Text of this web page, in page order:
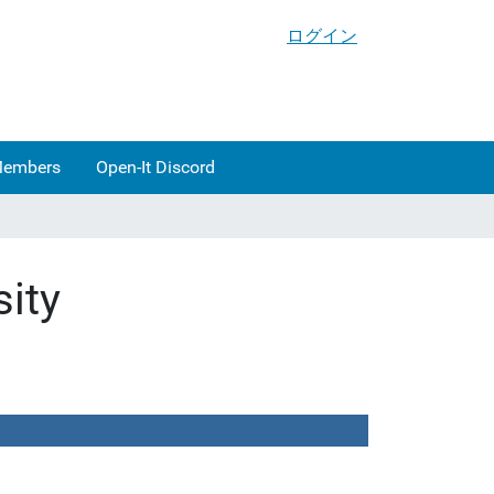
ログイン
Open-It Discord